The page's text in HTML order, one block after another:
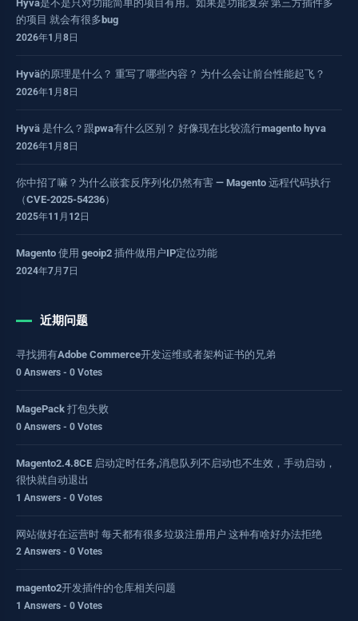
Hyvä是不是只对功能简单的项目有用。如果是功能复杂 第三方插件多
的项目 就会有很多bug
2026年1月8日
Hyvä的原理是什么？ 重写了哪些内容？ 为什么会让前台性能起飞？
2026年1月8日
Hyvä 是什么？跟pwa有什么区别？ 好像现在比较流行magento hyva
2026年1月8日
你中招了嘛？为什么嵌套反序列化仍然有害 — Magento 远程代码执行
（CVE-2025-54236）
2025年11月12日
Magento 使用 geoip2 插件做用户IP定位功能
2024年7月7日
近期问题
寻找拥有Adobe Commerce开发运维或者架构证书的兄弟
0 Answers - 0 Votes
MagePack 打包失败
0 Answers - 0 Votes
Magento2.4.8CE 启动定时任务,消息队列不启动也不生效，手动启动，
很快就自动退出
1 Answers - 0 Votes
网站做好在运营时 每天都有很多垃圾注册用户 这种有啥好办法拒绝
2 Answers - 0 Votes
magento2开发插件的仓库相关问题
1 Answers - 0 Votes